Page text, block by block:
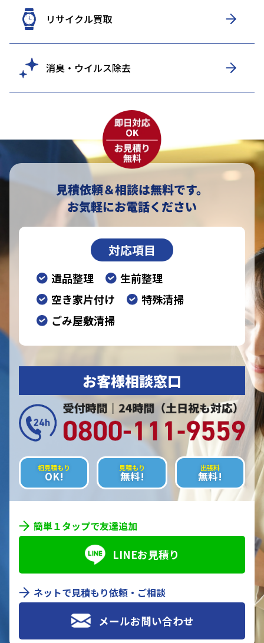
リサイクル買取
消臭・ウイルス除去
見積依頼＆相談は無料です。
お気軽にお電話ください
対応項目
遺品整理
生前整理
空き家片付け
特殊清掃
ごみ屋敷清掃
お客様相談窓口
相見積もり
OK!
見積もり
無料!
出張料
無料!
簡単１タップで友達追加
LINEお見積り
ネットで見積もり依頼・ご相談
メールお問い合わせ